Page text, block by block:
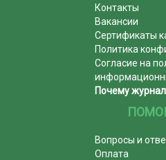
Контакты
Вакансии
Сертификаты
Политика
Согласие на
Почему
Вопросы и
Оплата